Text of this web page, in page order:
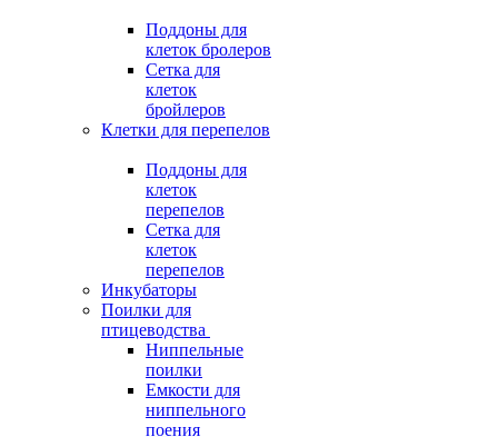
Поддоны для
клеток бролеров
Сетка для
клеток
бройлеров
Клетки для перепелов
Поддоны для
клеток
перепелов
Сетка для
клеток
перепелов
Инкубаторы
Поилки для
птицеводства
Ниппельные
поилки
Емкости для
ниппельного
поения